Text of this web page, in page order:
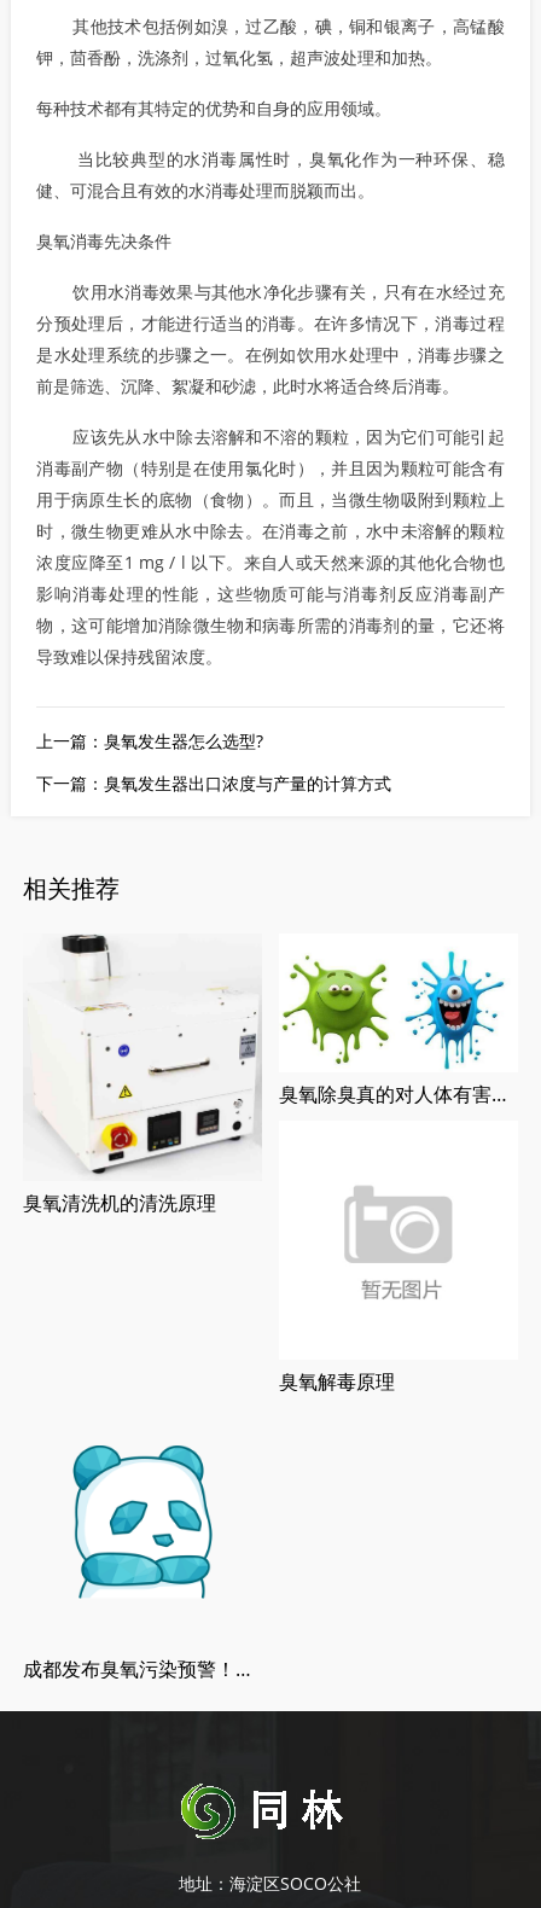
其他技术包括例如溴，过乙酸，碘，铜和银离子，高锰酸
钾，茴香酚，洗涤剂，过氧化氢，超声波处理和加热。
每种技术都有其特定的优势和自身的应用领域。
当比较典型的水消毒属性时，臭氧化作为一种环保、稳
健、可混合且有效的水消毒处理而脱颖而出。
臭氧消毒先决条件
饮用水消毒效果与其他水净化步骤有关，只有在水经过充
分预处理后，才能进行适当的消毒。在许多情况下，消毒过程
是水处理系统的步骤之一。在例如饮用水处理中，消毒步骤之
前是筛选、沉降、絮凝和砂滤，此时水将适合终后消毒。
应该先从水中除去溶解和不溶的颗粒，因为它们可能引起
消毒副产物（特别是在使用氯化时），并且因为颗粒可能含有
用于病原生长的底物（食物）。而且，当微生物吸附到颗粒上
时，微生物更难从水中除去。在消毒之前，水中未溶解的颗粒
浓度应降至1 mg / l 以下。来自人或天然来源的其他化合物也
影响消毒处理的性能，这些物质可能与消毒剂反应消毒副产
物，这可能增加消除微生物和病毒所需的消毒剂的量，它还将
导致难以保持残留浓度。
上一篇：臭氧发生器怎么选型?
下一篇：臭氧发生器出口浓度与产量的计算方式
相关推荐
臭氧清洗机的清洗原理
臭氧除臭真的对人体有害吗？
臭氧解毒原理
成都发布臭氧污染预警！好好的臭氧咋成了污染物？
地址：海淀区SOCO公社